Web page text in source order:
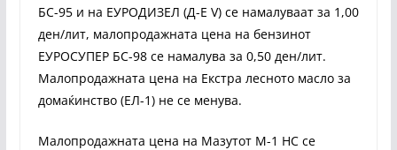
БС-95 и на ЕУРОДИЗЕЛ (Д-Е V) се намалуваат за 1,00
ден/лит, малопродажната цена на бензинот
ЕУРОСУПЕР БС-98 се намалува за 0,50 ден/лит.
Малопродажната цена на Екстра лесното масло за
домаќинство (ЕЛ-1) не се менува.
Малопродажната цена на Мазутот М-1 НС се